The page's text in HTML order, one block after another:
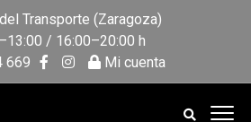
Transporte (Zaragoza)
/ 16:00–20:00 h
669
Mi cuenta